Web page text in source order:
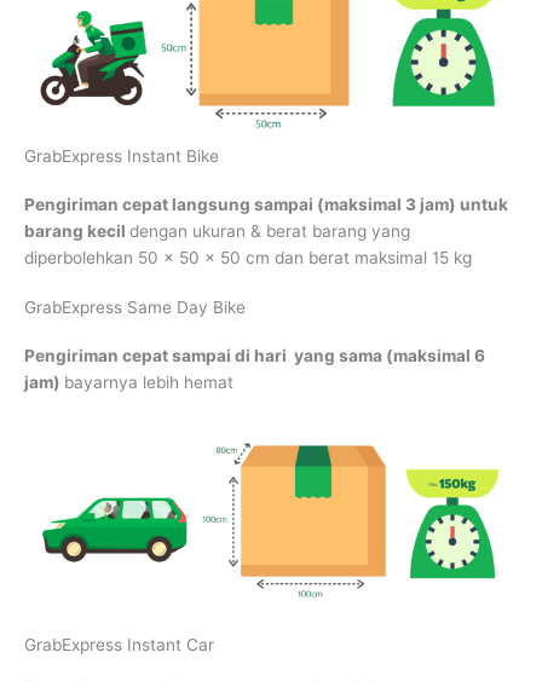
GrabExpress Instant Bike
Pengiriman cepat langsung sampai (maksimal 3 jam) untuk
barang kecil dengan ukuran & berat barang yang
diperbolehkan 50 x 50 x 50 cm dan berat maksimal 15 kg
GrabExpress Same Day Bike
Pengiriman cepat sampai di hari yang sama (maksimal 6
jam) bayarnya lebih hemat
GrabExpress Instant Car